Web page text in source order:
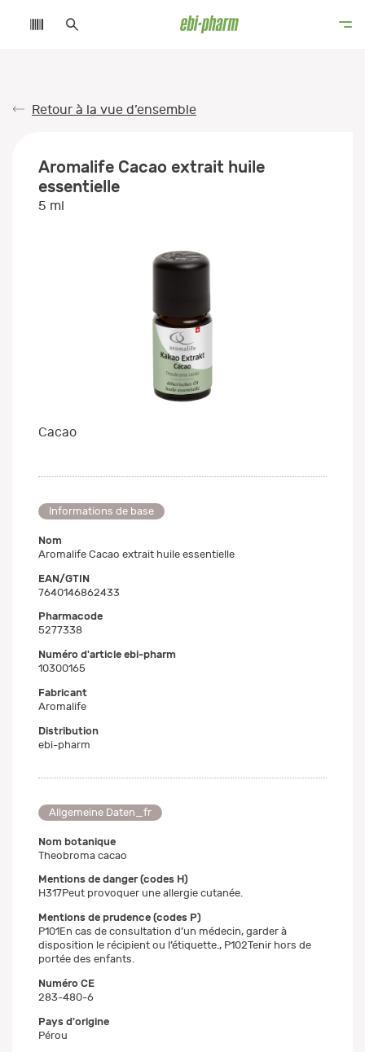
Retour à la vue d’ensemble
Aromalife Cacao extrait huile
essentielle
5 ml
Cacao
Informations de base
Nom
Aromalife Cacao extrait huile essentielle
EAN/GTIN
7640146862433
Pharmacode
5277338
Numéro d'article ebi-pharm
10300165
Fabricant
Aromalife
Distribution
ebi-pharm
Allgemeine Daten_fr
Nom botanique
Theobroma cacao
Mentions de danger (codes H)
H317Peut provoquer une allergie cutanée.
Mentions de prudence (codes P)
P101En cas de consultation d’un médecin, garder à
disposition le récipient ou l’étiquette., P102Tenir hors de
portée des enfants.
Numéro CE
283-480-6
Pays d'origine
Pérou